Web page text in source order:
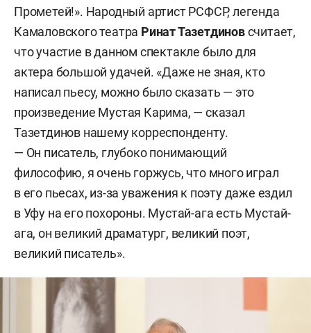
Прометей!». Народный артист РСФСР, легенда
Камаловского театра Ринат Тазетдиновсчитает,
что участие в данном спектакле было для
актера большой удачей. «Даже не зная, кто
написал пьесу, можно было сказать — это
произведение Мустая Карима, — сказал
Тазетдинов нашему корреспонденту.
— Он писатель, глубоко понимающий
философию, я очень горжусь, что много играл
в его пьесах, из-за уважения к поэту даже ездил
в Уфу на его похороны. Мустай-ага есть Мустай-
ага, он великий драматург, великий поэт,
великий писатель».